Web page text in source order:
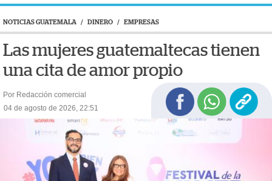
NOTICIAS GUATEMALA / DINERO / EMPRESAS
Las mujeres guatemaltecas tienen
una cita de amor propio
Por Redacción comercial
04 de agosto de 2026, 22:51